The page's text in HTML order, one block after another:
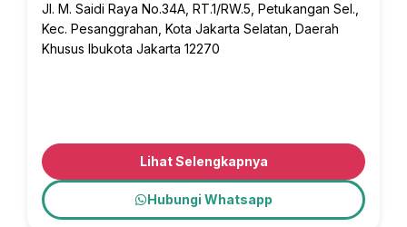
Jl. M. Saidi Raya No.34A, RT.1/RW.5, Petukangan Sel.,
Kec. Pesanggrahan, Kota Jakarta Selatan, Daerah
Khusus Ibukota Jakarta 12270
Lihat Selengkapnya
Hubungi Whatsapp